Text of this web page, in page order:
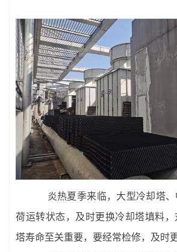
炎热夏季来临，大型冷却塔、
荷运转状态，及时更换冷却塔填料
塔寿命至关重要，要经常检修，及时